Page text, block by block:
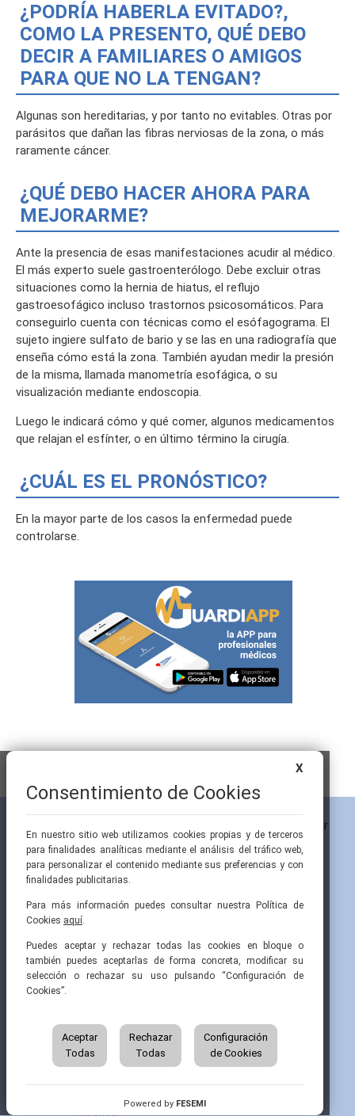
¿PODRÍA HABERLA EVITADO?,
COMO LA PRESENTO, QUÉ DEBO
DECIR A FAMILIARES O AMIGOS
PARA QUE NO LA TENGAN?
Algunas son hereditarias, y por tanto no evitables. Otras por
parásitos que dañan las fibras nerviosas de la zona, o más
raramente cáncer.
¿QUÉ DEBO HACER AHORA PARA
MEJORARME?
Ante la presencia de esas manifestaciones acudir al médico.
El más experto suele gastroenterólogo. Debe excluir otras
situaciones como la hernia de hiatus, el reflujo
gastroesofágico incluso trastornos psicosomáticos. Para
conseguirlo cuenta con técnicas como el esófagograma. El
sujeto ingiere sulfato de bario y se las en una radiografía que
enseña cómo está la zona. También ayudan medir la presión
de la misma, llamada manometría esofágica, o su
visualización mediante endoscopia.
Luego le indicará cómo y qué comer, algunos medicamentos
que relajan el esfínter, o en último término la cirugía.
¿CUÁL ES EL PRONÓSTICO?
En la mayor parte de los casos la enfermedad puede
controlarse.
Pintor Ribera, 3
28016 Madrid
91 519 70 80
91 519 70 81
semi@fesemi.org
femi@fesemi.org
ÁREA DE SOCIO
GRUPOS DE TRABAJO
AVISO LEGAL
AVISO PARA PACIENTES
FINANCIACIÓN
POLÍTICA DE COOKIES
X
Consentimiento de Cookies
En nuestro sitio web utilizamos cookies propias y de terceros
para finalidades analíticas mediante el análisis del tráfico web,
para personalizar el contenido mediante sus preferencias y con
finalidades publicitarias.
Para más información puedes consultar nuestra Política de
Cookies aquí.
Puedes aceptar y rechazar todas las cookies en bloque o
también puedes aceptarlas de forma concreta, modificar su
selección o rechazar su uso pulsando “Configuración de
Cookies”.
Aceptar
Todas
Rechazar
Todas
Configuración
de Cookies
Powered by FESEMI